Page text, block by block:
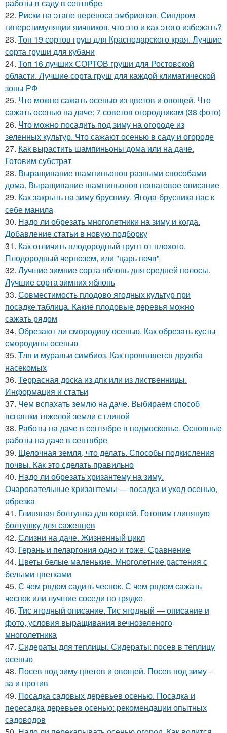
работы в саду в сентябре
22. Риски на этапе переноса эмбрионов. Синдром
гиперстимуляции яичников, что это и как этого избежать?
23. Топ 19 сортов груш для Краснодарского края. Лучшие
сорта груши для кубани
24. Топ 16 лучших СОРТОВ груши для Ростовской
области. Лучшие сорта груш для каждой климатической
зоны РФ
25. Что можно сажать осенью из цветов и овощей. Что
сажать осенью на даче: 7 советов огородникам (38 фото)
26. Что можно посадить под зиму на огороде из
зеленных культур. Что сажают осенью в саду и огороде
27. Как вырастить шампиньоны дома или на даче.
Готовим субстрат
28. Выращивание шампиньонов разными способами
дома. Выращивание шампиньонов пошаговое описание
29. Как закрыть на зиму бруснику. Ягода-брусника нас к
себе манила
30. Надо ли обрезать многолетники на зиму и когда.
Добавление статьи в новую подборку
31. Как отличить плодородный грунт от плохого.
Плодородный чернозем, или "царь почв"
32. Лучшие зимние сорта яблонь для средней полосы.
Лучшие сорта зимних яблонь
33. Совместимость плодово ягодных культур при
посадке таблица. Какие плодовые деревья можно
сажать рядом
34. Обрезают ли смородину осенью. Как обрезать кусты
смородины осенью
35. Тля и муравьи симбиоз. Как проявляется дружба
насекомых
36. Террасная доска из дпк или из лиственницы.
Информация и статьи
37. Чем вспахать землю на даче. Выбираем способ
вспашки тяжелой земли с глиной
38. Работы на даче в сентябре в подмосковье. Основные
работы на даче в сентябре
39. Щелочная земля, что делать. Способы подкисления
почвы. Как это сделать правильно
40. Надо ли обрезать хризантему на зиму.
Очаровательные хризантемы — посадка и уход осенью,
обрезка
41. Глиняная болтушка для корней. Готовим глиняную
болтушку для саженцев
42. Слизни на даче. Жизненный цикл
43. Герань и пеларгония одно и тоже. Сравнение
44. Цветы белые маленькие. Многолетние растения с
белыми цветками
45. С чем рядом садить чеснок. С чем рядом сажать
чеснок или лучшие соседи по грядке
46. Тис ягодный описание. Тис ягодный — описание и
фото, условия выращивания вечнозеленого
многолетника
47. Сидераты для теплицы. Сидераты: посев в теплицу
осенью
48. Посев под зиму цветов и овощей. Посев под зиму –
за и против
49. Посадка садовых деревьев осенью. Посадка и
пересадка деревьев осенью: рекомендации опытных
садоводов